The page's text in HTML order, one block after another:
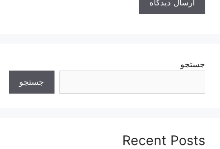
جستجو
جستجو
Recent Posts